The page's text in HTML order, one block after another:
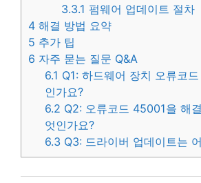
3.3.1 펌웨어 업데이트 절차
4 해결 방법 요약
5 추가 팁
6 자주 묻는 질문 Q&A
6.1 Q1: 하드웨어 장치 오류코
인가요?
6.2 Q2: 오류코드 45001을 해
엇인가요?
6.3 Q3: 드라이버 업데이트는